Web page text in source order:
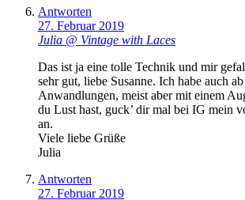
Antworten
27. Februar 2019
Julia @ Vintage with Laces
Das ist ja eine tolle Technik und mir
sehr gut, liebe Susanne. Ich habe auch
Anwandlungen, meist aber mit einem
du Lust hast, guck’ dir mal bei IG mein
an.
Viele liebe Grüße
Julia
Antworten
27. Februar 2019